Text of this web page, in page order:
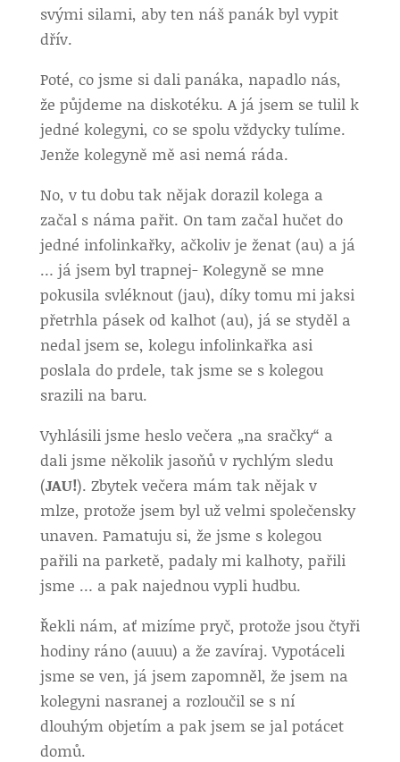
svými silami, aby ten náš panák byl vypit
dřív.
Poté, co jsme si dali panáka, napadlo nás,
že půjdeme na diskotéku. A já jsem se tulil k
jedné kolegyni, co se spolu vždycky tulíme.
Jenže kolegyně mě asi nemá ráda.
No, v tu dobu tak nějak dorazil kolega a
začal s náma pařit. On tam začal hučet do
jedné infolinkařky, ačkoliv je ženat (au) a já
… já jsem byl trapnej- Kolegyně se mne
pokusila svléknout (jau), díky tomu mi jaksi
přetrhla pásek od kalhot (au), já se styděl a
nedal jsem se, kolegu infolinkařka asi
poslala do prdele, tak jsme se s kolegou
srazili na baru.
Vyhlásili jsme heslo večera „na sračky“ a
dali jsme několik jasoňů v rychlým sledu
(JAU!). Zbytek večera mám tak nějak v
mlze, protože jsem byl už velmi společensky
unaven. Pamatuju si, že jsme s kolegou
pařili na parketě, padaly mi kalhoty, pařili
jsme … a pak najednou vypli hudbu.
Řekli nám, ať mizíme pryč, protože jsou čtyři
hodiny ráno (auuu) a že zavíraj. Vypotáceli
jsme se ven, já jsem zapomněl, že jsem na
kolegyni nasranej a rozloučil se s ní
dlouhým objetím a pak jsem se jal potácet
domů.